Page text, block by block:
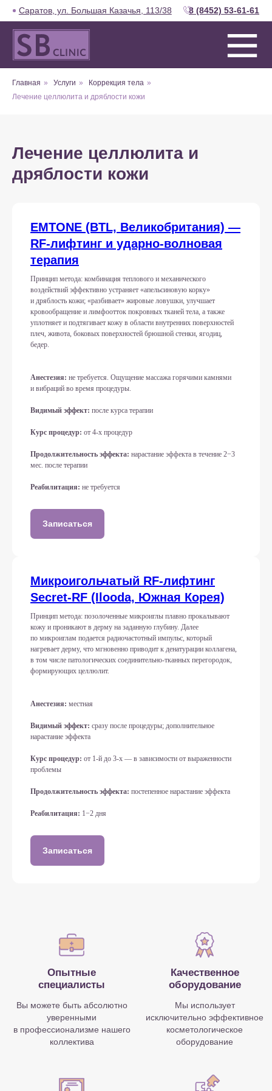
Саратов, ул. Большая Казачья, 113/38 8 (8452) 53-61-61
Главная » Услуги » Коррекция тела »
Лечение целлюлита и дряблости кожи
Лечение целлюлита и
дряблости кожи
EMTONE (BTL, Великобритания) —
RF-лифтинг и ударно-волновая
терапия
Принцип метода: комбинация теплового и механического
воздействий эффективно устраняет «апельсиновую корку»
и дряблость кожи; «разбивает» жировые ловушки, улучшает
кровообращение и лимфоотток покровных тканей тела, а также
уплотняет и подтягивает кожу в области внутренних поверхностей
плеч, живота, боковых поверхностей брюшной стенки, ягодиц,
бедер.
Анестезия: не требуется. Ощущение массажа горячими камнями
и вибраций во время процедуры.
Видимый эффект: после курса терапии
Курс процедур: от 4-х процедур
Продолжительность эффекта: нарастание эффекта в течение 2−3
мес. после терапии
Реабилитация: не требуется
Записаться
Микроигольчатый RF-лифтинг
Secret-RF (Ilooda, Южная Корея)
Принцип метода: позолоченные микроиглы плавно прокалывают
кожу и проникают в дерму на заданную глубину. Далее
по микроиглам подается радиочастотный импульс, который
нагревает дерму, что мгновенно приводит к денатурации коллагена,
в том числе патологических соединительно-тканных перегородок,
формирующих целлюлит.
Анестезия: местная
Видимый эффект: сразу после процедуры; дополнительное
нарастание эффекта
Курс процедур: от 1-й до 3-х — в зависимости от выраженности
проблемы
Продолжительность эффекта: постепенное нарастание эффекта
Реабилитация: 1−2 дня
Записаться
уверенными
в профессионализме нашего
специалисты
исключительно эффективное
хорошие составы и дают
Профессиональные Комплексный
В нашем арсенале — только
высокотехнологичное современное
оборудование премиум-класса
Акции и спецпредложения